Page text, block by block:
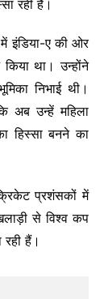
रही हैं।
में इंडिया-ए की ओर
था। उन्होंने
निभाई थी।
अब उन्हें महिला
हिस्सा बनने का
प्रशंसकों में
से विश्व कप
हैं।